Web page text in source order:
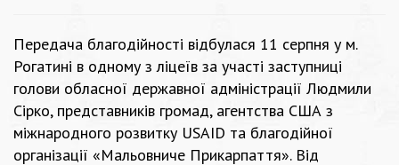
Передача благодійності відбулася 11 серпня у м.
Рогатині в одному з ліцеїв за участі заступниці
голови обласної державної адміністрації Людмили
Сірко, представників громад, агентства США з
міжнародного розвитку USAID та благодійної
організації «Мальовниче Прикарпаття». Від